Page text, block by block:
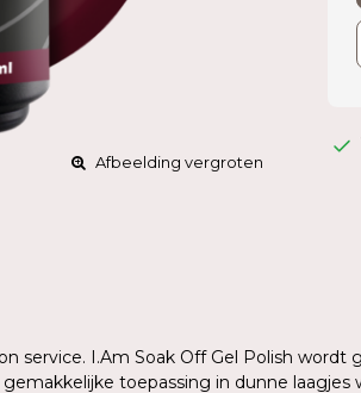
Afbeelding vergroten
service. I.Am Soak Off Gel Polish
toepassing in dunne